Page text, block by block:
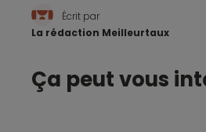
Écrit par
La rédaction Meilleurtaux
Ça peut vous